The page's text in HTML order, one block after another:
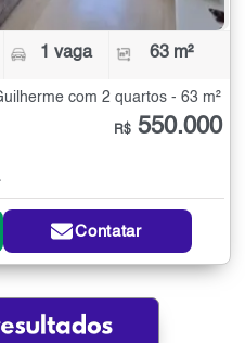
1 vaga 63 m²
com 2 quartos - 63 m²
R$ 550.000
Contatar